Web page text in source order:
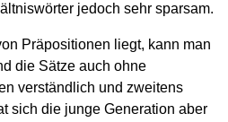
jedoch sehr sparsam.
Präpositionen liegt, kann man
die Sätze auch ohne
verständlich und zweitens
sich die junge Generation aber